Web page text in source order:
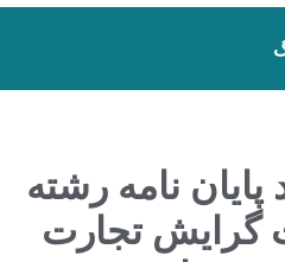
نامه رشته
گرایش تجارت